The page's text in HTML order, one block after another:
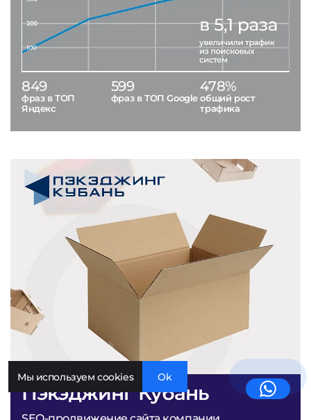
Пэкэджинг Кубань
849
фраз в ТОП
Яндекс
599
фраз в ТОП Google
478%
общий рост
трафика
Мы используем cookies Ok